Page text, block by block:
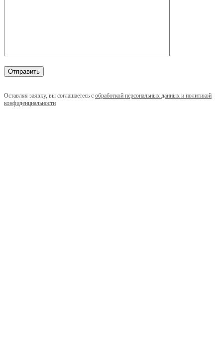
Оставляя заявку, вы соглашаетесь с обработкой персональных данных и политикой
конфиденциальности